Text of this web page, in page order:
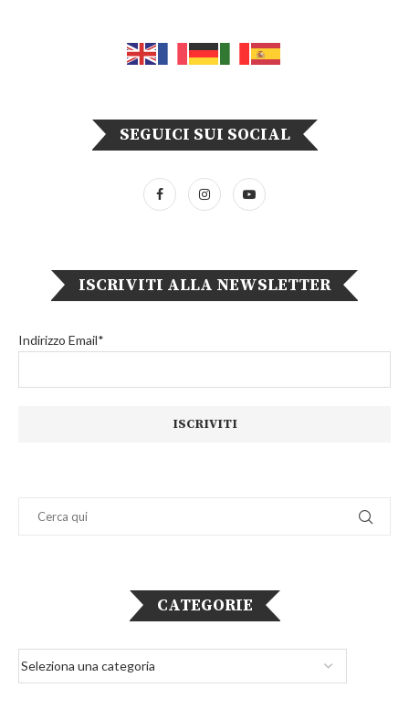
SEGUICI SUI SOCIAL
ISCRIVITI ALLA NEWSLETTER
Indirizzo Email*
CATEGORIE